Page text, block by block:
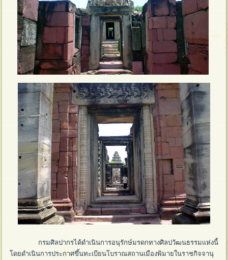
กรมศิลปากรได้ดำเนินการอนุรักษ์มรดกทางศิลปวัฒนธรรมแห่งนี้
โดยดำเนินการประกาศขึ้นทะเบียนโบราณสถานเมืองพิมายในราชกิจจานุ